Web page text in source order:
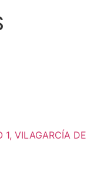
1, VILAGARCÍA DE